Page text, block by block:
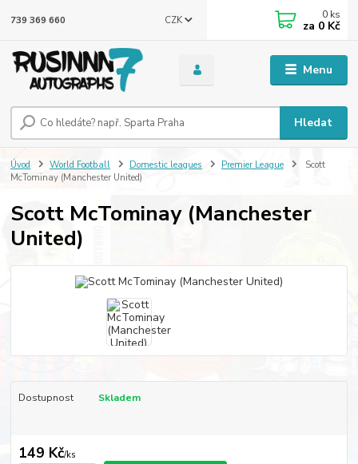
Menu
CZK
Hledat
739 369 660 0 ks
za 0 Kč
Úvod World Football Domestic leagues Premier League
Scott
McTominay (Manchester United)
Scott McTominay (Manchester
United)
Dostupnost Skladem
149 Kč/ks